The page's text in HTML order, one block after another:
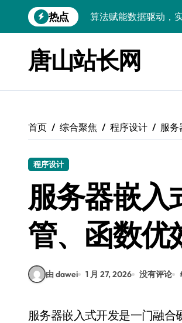
到
热点
技术护航：Android大
技术破局：实时引擎
大数据架构下实时引
大数据赋能运维：实
Go语言赋能大数据：
数据引擎科技赋能：
唐山站长网
首页 综合聚焦 程序设计 服务
程序设计
服务器嵌入
管、函数优
由 dawei 1 月 27, 2026 没有评论
服务器嵌入式开发是一门融合硬件与软件的综合性技术，其核心在于构建高效、稳定的系统架